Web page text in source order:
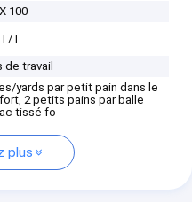
100
T/T
de travail
yards par petit pain dans le
2 petits pains par balle
tissé fo
plus